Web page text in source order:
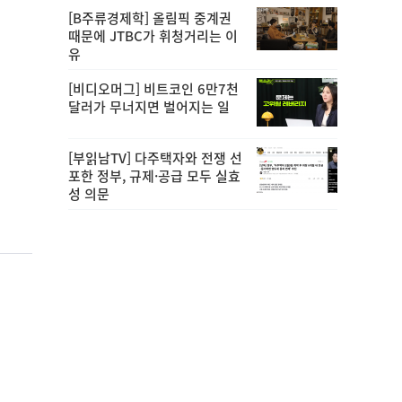
[B주류경제학] 올림픽 중계권
때문에 JTBC가 휘청거리는 이
유
[비디오머그] 비트코인 6만7천
달러가 무너지면 벌어지는 일
[부읽남TV] 다주택자와 전쟁 선
포한 정부, 규제·공급 모두 실효
성 의문